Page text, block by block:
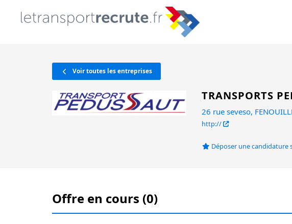
Voir toutes les entreprises
TRANSPORTS
26 rue seveso,
http://
Déposer une candidature
Offre en cours (0)